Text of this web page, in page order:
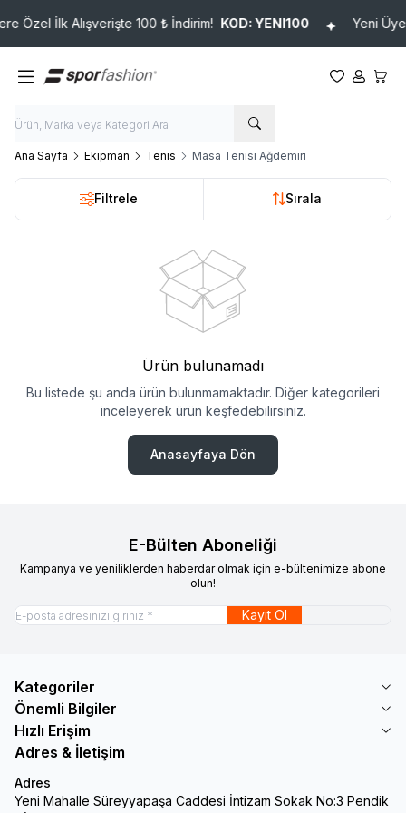
Özel İlk Alışverişte 100 ₺ İndirim!KOD: YENI100 Yeni
Favorilerim
Hesabım
Ana Sayfa Ekipman Tenis Masa Tenisi Ağdemiri
Filtrele Sırala
Ürün bulunamadı
Bu listede şu anda ürün bulunmamaktadır. Diğer kategorileri
inceleyerek ürün keşfedebilirsiniz.
Anasayfaya Dön
E-Bülten Aboneliği
Kampanya ve yeniliklerden haberdar olmak için e-bültenimize abone
olun!
Kayıt Ol
Kategoriler
Önemli Bilgiler
Hızlı Erişim
Adres & İletişim
Adres
Yeni Mahalle Süreyyapaşa Caddesi İntizam Sokak No:3 Pendik